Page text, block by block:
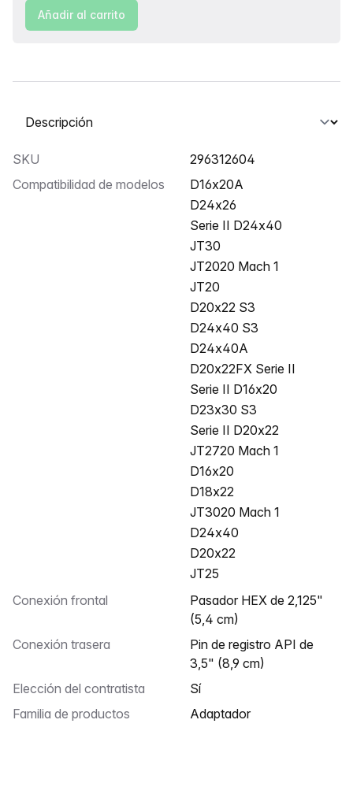
Añadir al carrito
Seleccione una pestaña
SKU
296312604
Compatibilidad de modelos
D16x20A
D24x26
Serie II D24x40
JT30
JT2020 Mach 1
JT20
D20x22 S3
D24x40 S3
D24x40A
D20x22FX Serie II
Serie II D16x20
D23x30 S3
Serie II D20x22
JT2720 Mach 1
D16x20
D18x22
JT3020 Mach 1
D24x40
D20x22
JT25
Conexión frontal
Pasador HEX de 2,125"
(5,4 cm)
Conexión trasera
Pin de registro API de
3,5" (8,9 cm)
Elección del contratista
Sí
Familia de productos
Adaptador